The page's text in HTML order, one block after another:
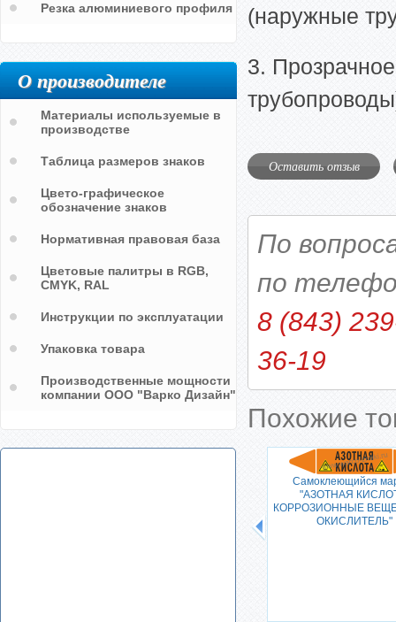
(наружные
3.
Оставить отзыв
По
по
8 (843)
36-19
Похожие
Самоклеющийся
"АЗОТНАЯ
КОРРОЗИОННЫЕ
ОКИСЛИТЕЛЬ"
Резка алюминиевого профиля
О производителе
Материалы используемые в
производстве
Таблица размеров знаков
Цвето-графическое
обозначение знаков
Нормативная правовая база
Цветовые палитры в RGB,
CMYK, RAL
Инструкции по эксплуатации
Упаковка товара
Производственные мощности
компании ООО "Варко Дизайн"